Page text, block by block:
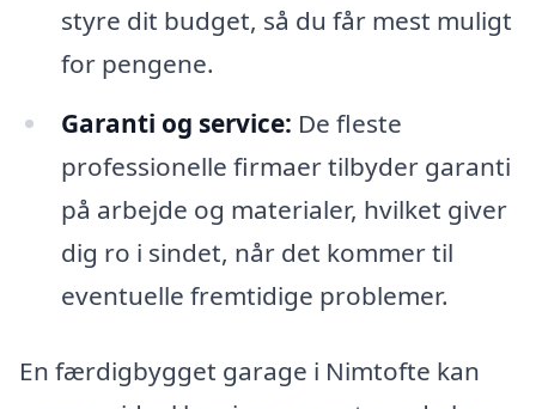
styre dit budget, så du får mest muligt
for pengene.
Garanti og service: De fleste
professionelle firmaer tilbyder garanti
på arbejde og materialer, hvilket giver
dig ro i sindet, når det kommer til
eventuelle fremtidige problemer.
En færdigbygget garage i Nimtofte kan